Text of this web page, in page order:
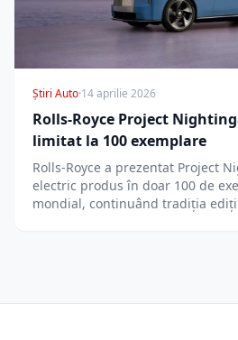
Știri Auto·14 aprilie 2026
Rolls-Royce Project
limitat la 100 exemplare
Rolls-Royce a prezentat Project
electric produs în doar 100 de
mondial, continuând tradiția